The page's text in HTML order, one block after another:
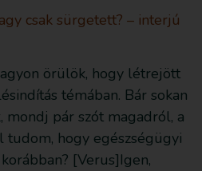
csak sürgetett? – interjú
örülök, hogy létrejött
témában. Bár sokan
mondj pár szót magadról, a
tudom, hogy egészségügyi
[Verus]Igen,